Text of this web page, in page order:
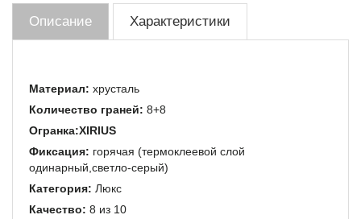
Описание Характеристики
Материал: хрусталь
Количество граней: 8+8
Огранка:XIRIUS
Фиксация: горячая (термоклеевой слой
одинарный,светло-серый)
Категория: Люкс
Качество: 8 из 10